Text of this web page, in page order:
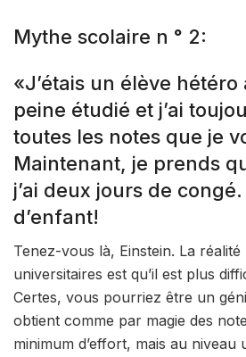
Mythe scolaire n ° 2:
«J’étais un élève hétéro
peine étudié et j’ai
toutes les notes que je
Maintenant, je prends
j’ai deux jours de
d’enfant!
Tenez-vous là, Einstein. La
universitaires est qu’il est plus
Certes, vous pourriez être un
obtient comme par magie des
minimum d’effort, mais au niveau